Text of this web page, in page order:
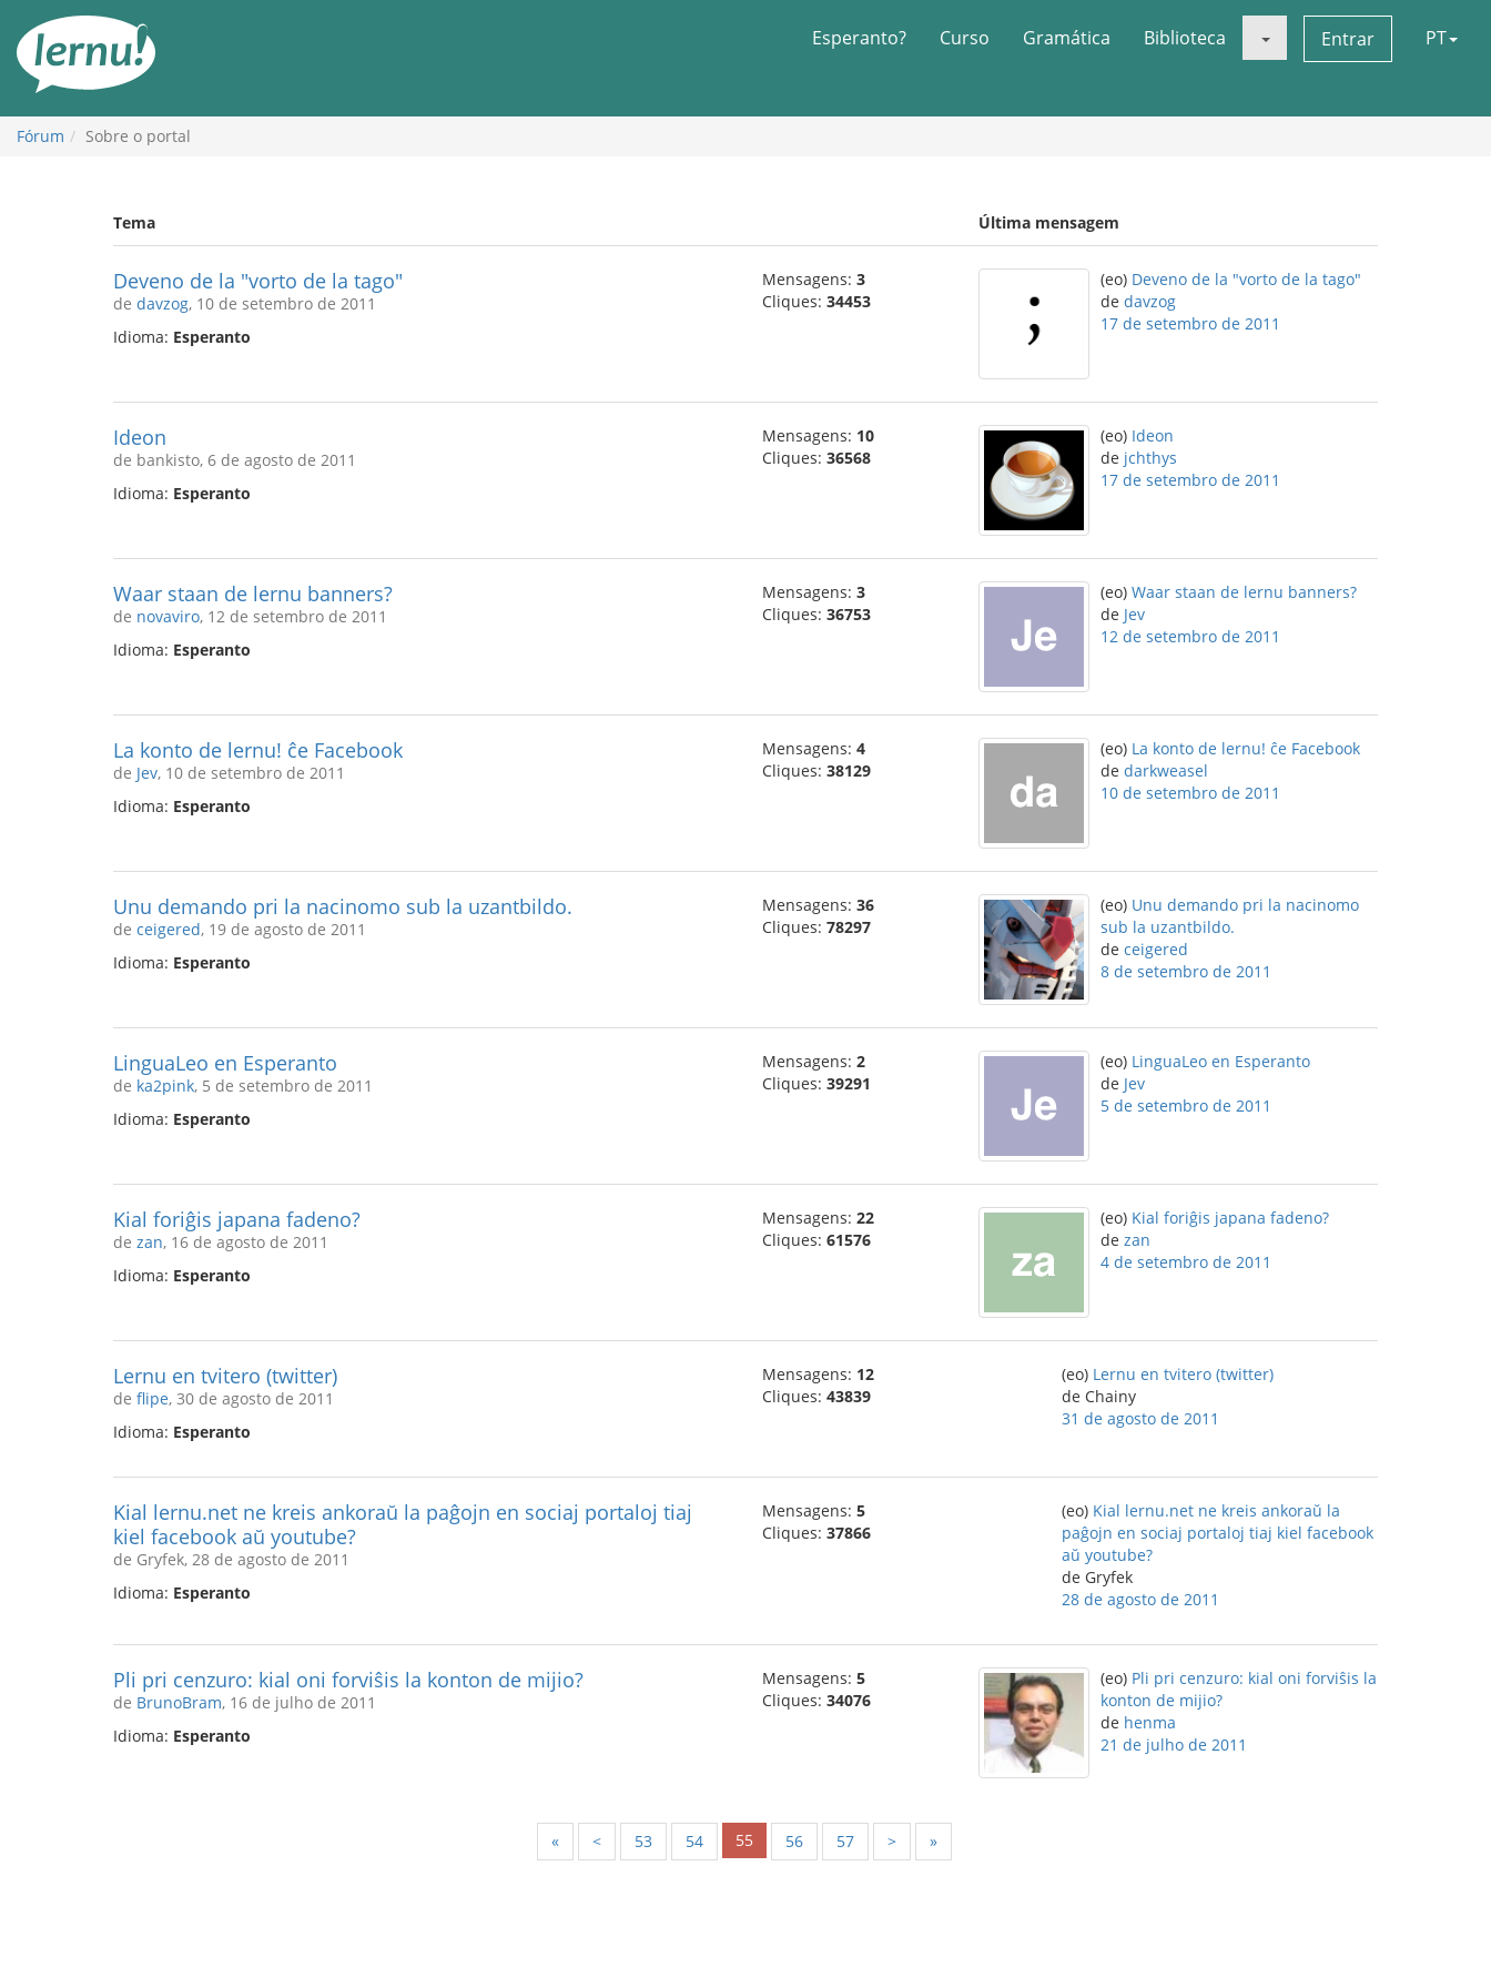
conteúdo
Esperanto? Curso Gramática Biblioteca Entrar PT
Fórum Sobre o portal
Tema Última mensagem
Deveno de la "vorto de la tago"
de davzog, 10 de setembro de 2011
Idioma: Esperanto
Mensagens: 3
Cliques: 34453
(eo) Deveno de la "vorto de la tago"
de davzog
17 de setembro de 2011
Ideon
de bankisto, 6 de agosto de 2011
Idioma: Esperanto
Mensagens: 10
Cliques: 36568
(eo) Ideon
de jchthys
17 de setembro de 2011
Waar staan de lernu banners?
de novaviro, 12 de setembro de 2011
Idioma: Esperanto
Mensagens: 3
Cliques: 36753
(eo) Waar staan de lernu banners?
de Jev
12 de setembro de 2011
La konto de lernu! ĉe Facebook
de Jev, 10 de setembro de 2011
Idioma: Esperanto
Mensagens: 4
Cliques: 38129
(eo) La konto de lernu! ĉe Facebook
de darkweasel
10 de setembro de 2011
Unu demando pri la nacinomo sub la uzantbildo.
de ceigered, 19 de agosto de 2011
Idioma: Esperanto
Mensagens: 36
Cliques: 78297
(eo) Unu demando pri la nacinomo
sub la uzantbildo.
de ceigered
8 de setembro de 2011
LinguaLeo en Esperanto
de ka2pink, 5 de setembro de 2011
Idioma: Esperanto
Mensagens: 2
Cliques: 39291
(eo) LinguaLeo en Esperanto
de Jev
5 de setembro de 2011
Kial foriĝis japana fadeno?
de zan, 16 de agosto de 2011
Idioma: Esperanto
Mensagens: 22
Cliques: 61576
(eo) Kial foriĝis japana fadeno?
de zan
4 de setembro de 2011
Lernu en tvitero (twitter)
de flipe, 30 de agosto de 2011
Idioma: Esperanto
Mensagens: 12
Cliques: 43839
(eo) Lernu en tvitero (twitter)
de Chainy
31 de agosto de 2011
Kial lernu.net ne kreis ankoraŭ la paĝojn en sociaj portaloj tiaj
kiel facebook aŭ youtube?
de Gryfek, 28 de agosto de 2011
Idioma: Esperanto
Mensagens: 5
Cliques: 37866
(eo) Kial lernu.net ne kreis ankoraŭ la
paĝojn en sociaj portaloj tiaj kiel facebook
aŭ youtube?
de Gryfek
28 de agosto de 2011
Pli pri cenzuro: kial oni forviŝis la konton de mijio?
de BrunoBram, 16 de julho de 2011
Idioma: Esperanto
Mensagens: 5
Cliques: 34076
(eo) Pli pri cenzuro: kial oni forviŝis la
konton de mijio?
de henma
21 de julho de 2011
« < 53 54 55 56 57 > »